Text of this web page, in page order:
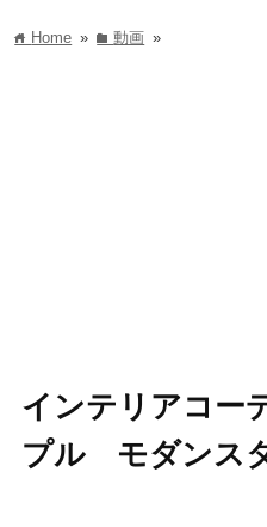
home Home » folder動画 »
インテリアコ
プル モダンス